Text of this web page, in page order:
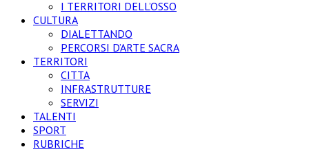
I TERRITORI DELL’OSSO
CULTURA
DIALETTANDO
PERCORSI D’ARTE SACRA
TERRITORI
CITTA
INFRASTRUTTURE
SERVIZI
TALENTI
SPORT
RUBRICHE